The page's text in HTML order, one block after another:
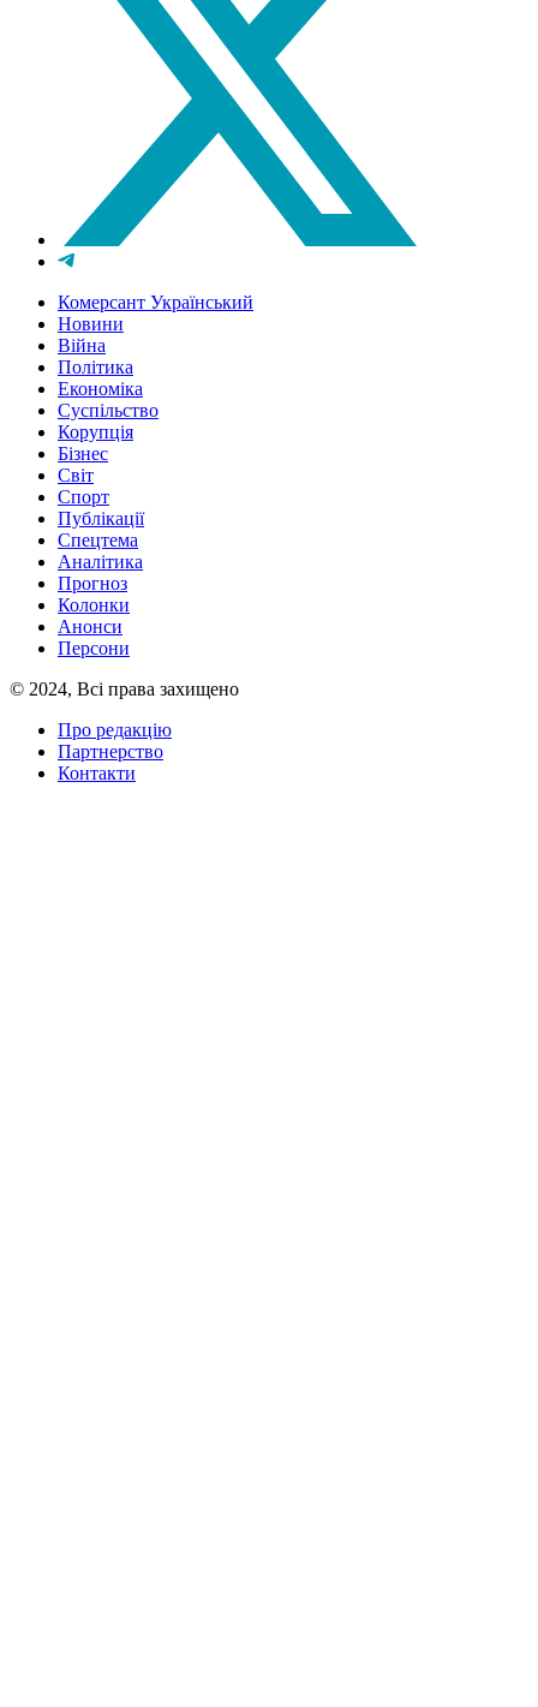
Комерсант Український
Новини
Війна
Політика
Економіка
Суспільство
Корупція
Бізнес
Світ
Спорт
Публікації
Спецтема
Аналітика
Прогноз
Колонки
Анонси
Персони
© 2024, Всі права захищено
Про редакцію
Партнерство
Контакти